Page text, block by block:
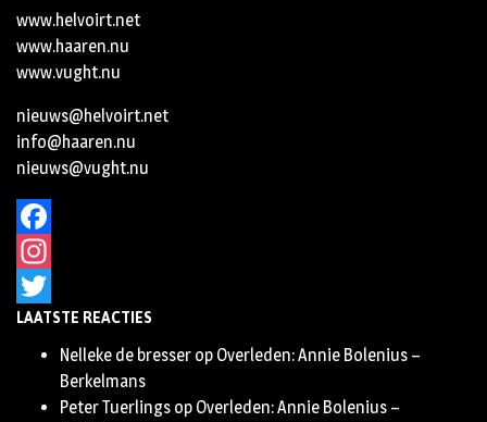
www.helvoirt.net
www.haaren.nu
www.vught.nu
nieuws@helvoirt.net
info@haaren.nu
nieuws@vught.nu
Facebook
Instagram
Twitter
LAATSTE REACTIES
Nelleke de bresser op Overleden: Annie Bolenius –
Berkelmans
Peter Tuerlings op Overleden: Annie Bolenius –